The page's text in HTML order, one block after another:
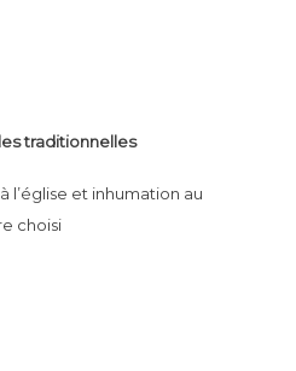
traditionnelles
l’église et inhumation au
choisi